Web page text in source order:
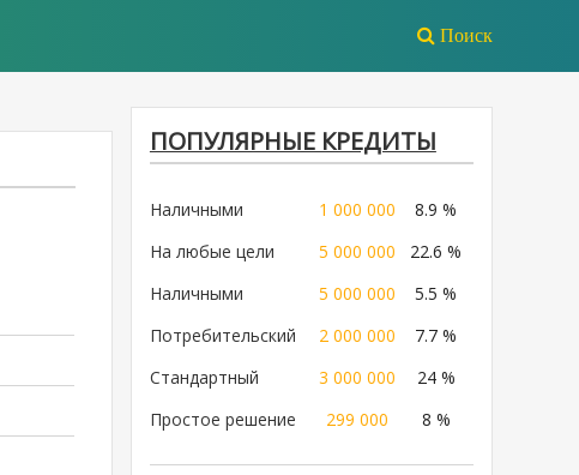
Поиск
ПОПУЛЯРНЫЕ КРЕДИТЫ
Наличными 1 000 000
8.9 %
На любые цели
5 000 000
22.6 %
Наличными
5 000 000
5.5 %
Потребительский
2 000 000
7.7 %
Стандартный
3 000 000
24 %
Простое решение
299 000 8 %